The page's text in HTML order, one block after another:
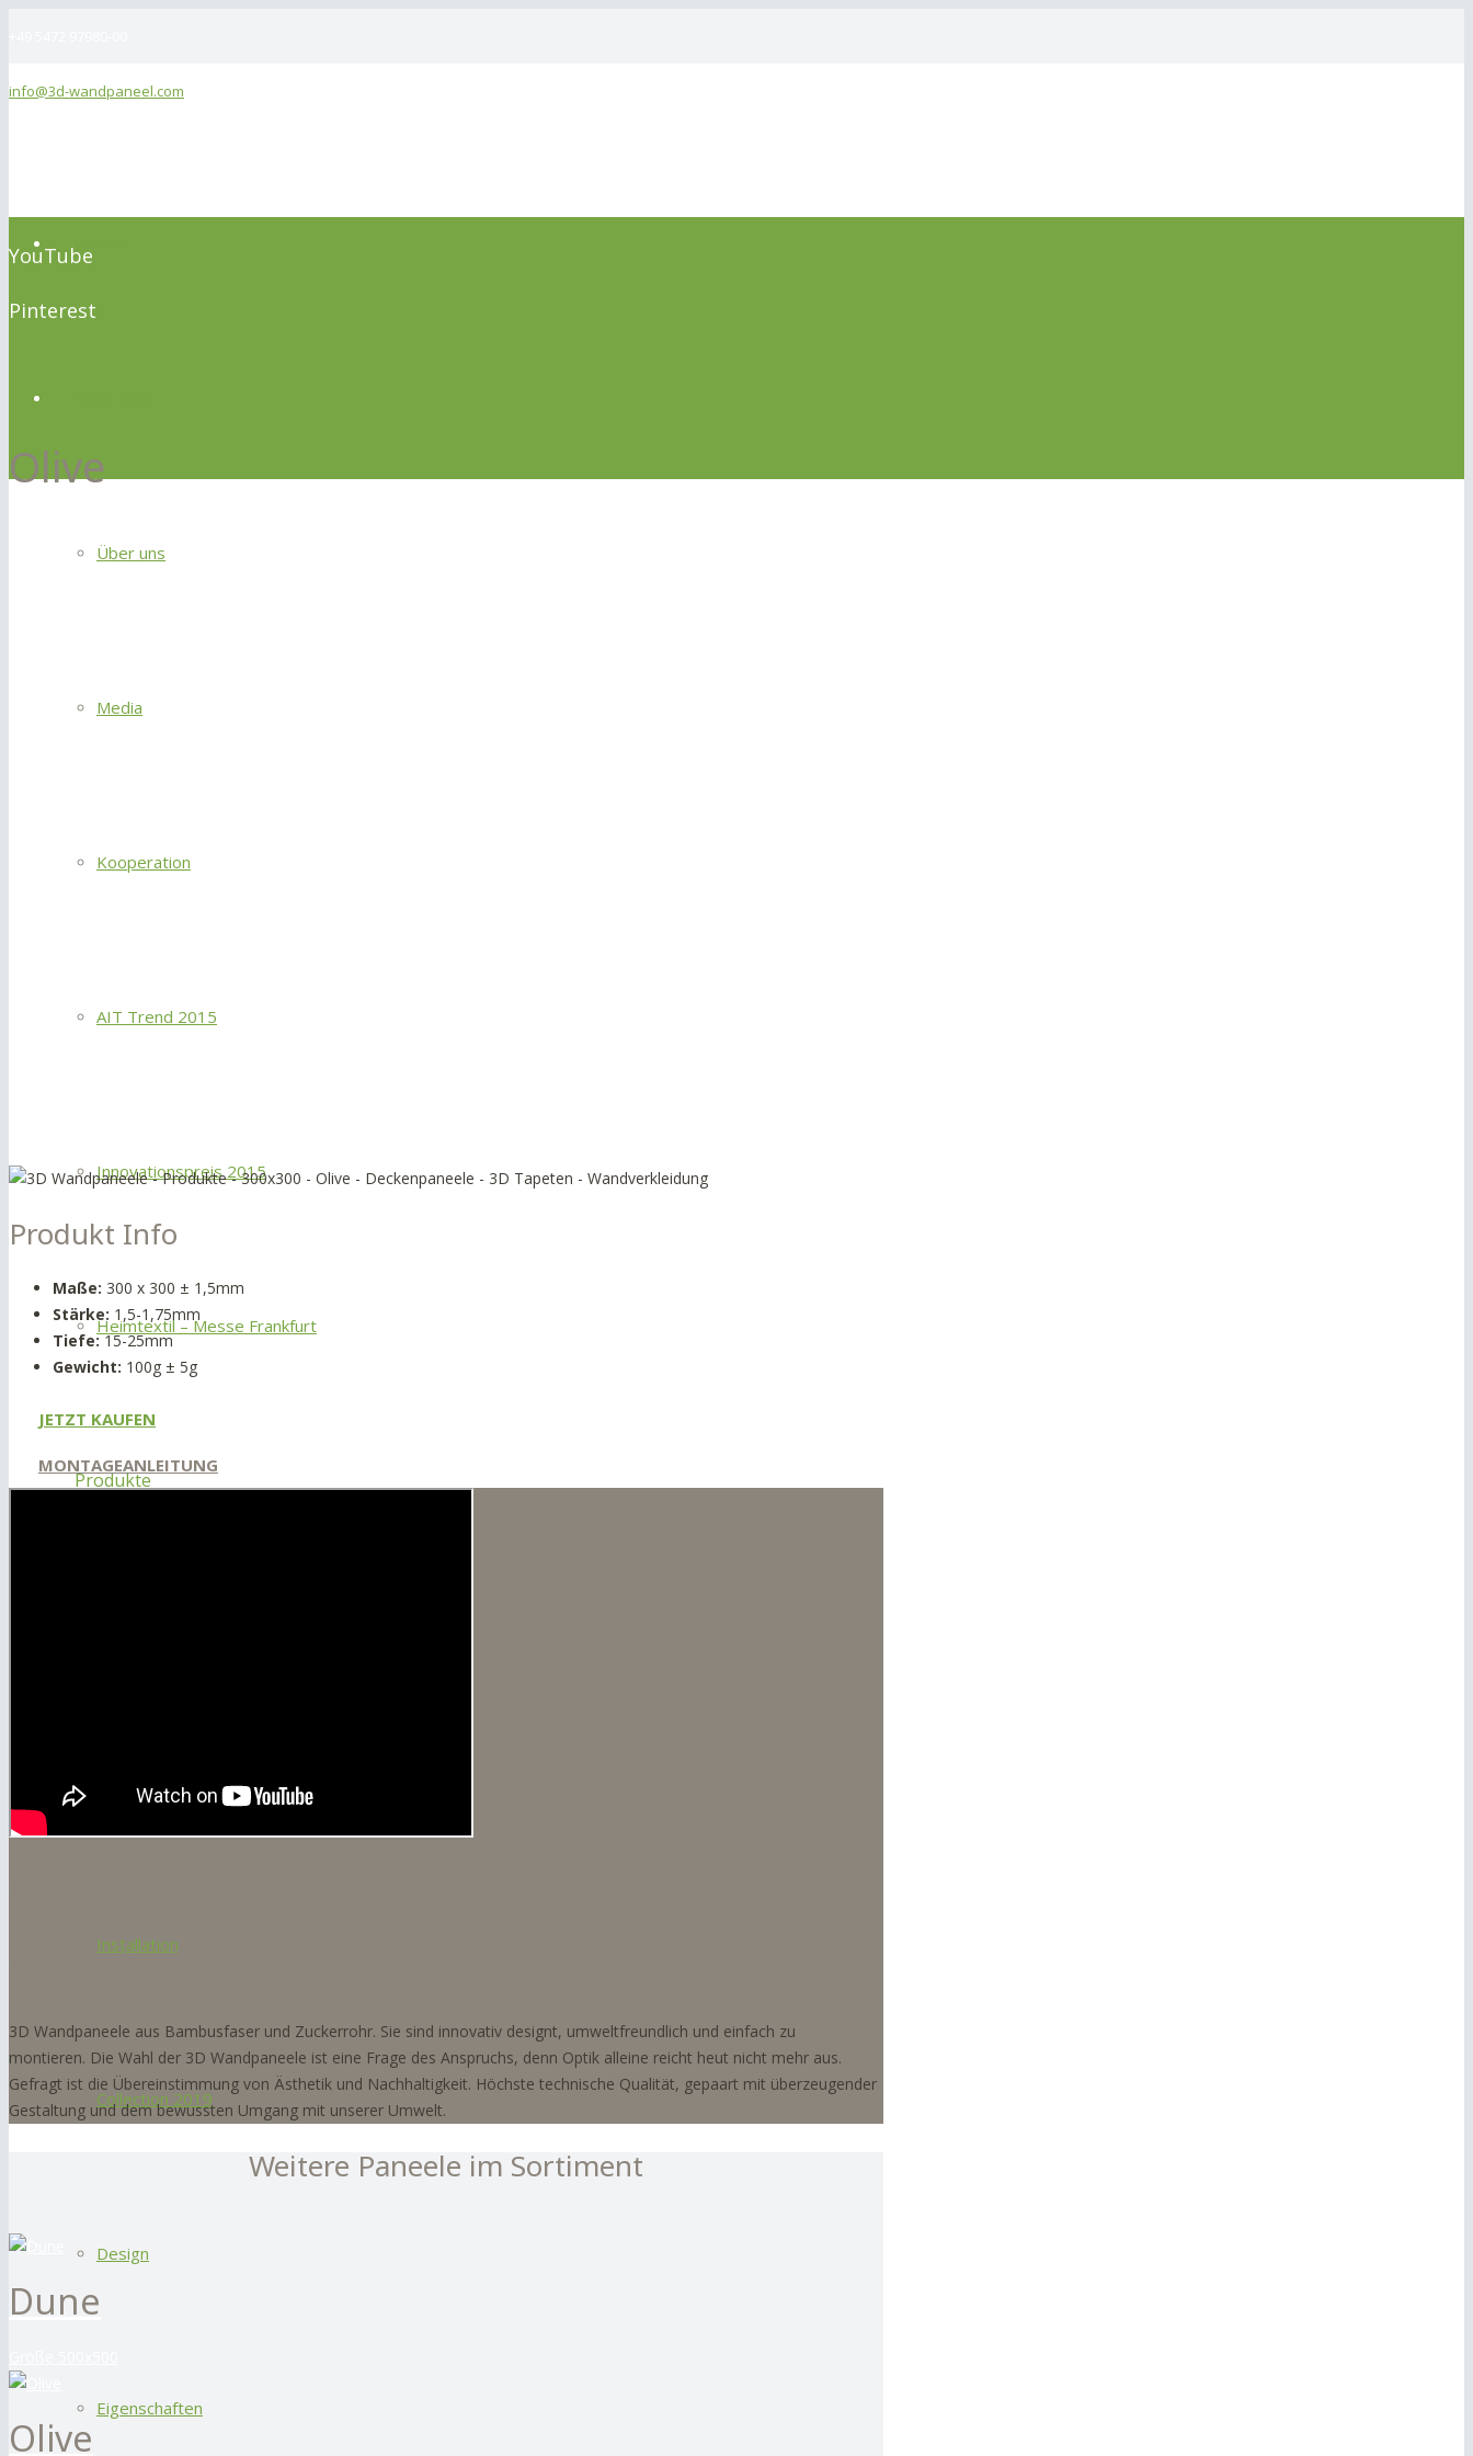
info@3d-wandpaneel.com
YouTube
Pinterest
Über uns
Media
Kooperation
AIT Trend 2015
Innovationspreis 2015
Heimtextil – Messe Frankfurt
Produkte
Naturprodukt
Installation
Collection 2019
Design
Eigenschaften
Olive
Produkt Info
Maße: 300 x 300 ± 1,5mm
Stärke: 1,5-1,75mm
Tiefe:15-25mm
Gewicht: 100g ± 5g
JETZT KAUFEN
MONTAGEANLEITUNG
Wandpaneele und Deckenpaneele aus Bambus
3D Wandpaneele aus Bambusfaser und Zuckerrohr. Sie sind innovativ designt, umweltfreundlich und einfach zu
montieren. Die Wahl der 3D Wandpaneele ist eine Frage des Anspruchs, denn Optik alleine reicht heut nicht mehr aus.
Gefragt ist die Übereinstimmung von Ästhetik und Nachhaltigkeit. Höchste technische Qualität, gepaart mit überzeugender
Gestaltung und dem bewussten Umgang mit unserer Umwelt.
Weitere Paneele im Sortiment
Dune
Olive